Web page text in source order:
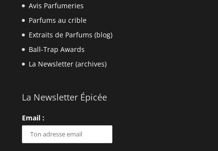
Avis Parfumeries
Parfums au crible
Extraits de Parfums (blog)
Ball-Trap Awards
La Newsletter (archives)
La Newsletter Épicée
Email :